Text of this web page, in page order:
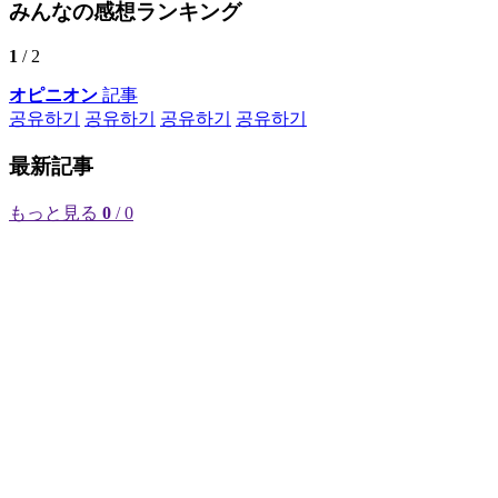
みんなの感想ランキング
1 / 2
オピニオン 記事
공유하기
공유하기 공유하기 공유하기
最新記事
もっと見る 0 / 0